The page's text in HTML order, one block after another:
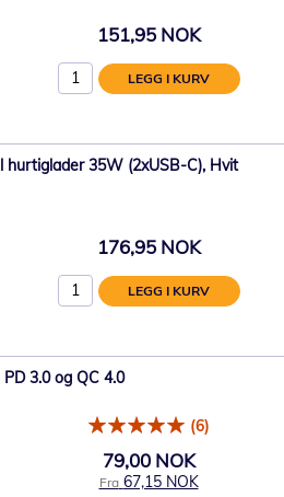
151,95 NOK
LEGG I KURV
hurtiglader 35W (2xUSB-C), Hvit
176,95 NOK
LEGG I KURV
3.0 og QC 4.0
(6)
79,00 NOK
Fra 67,15 NOK